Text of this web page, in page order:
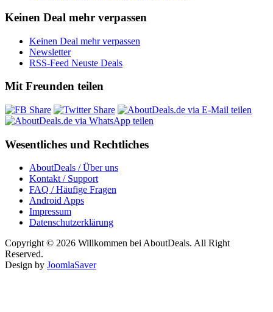
Keinen Deal mehr verpassen
Keinen Deal mehr verpassen
Newsletter
RSS-Feed Neuste Deals
Mit Freunden teilen
Wesentliches und Rechtliches
AboutDeals / Über uns
Kontakt / Support
FAQ / Häufige Fragen
Android Apps
Impressum
Datenschutzerklärung
Copyright © 2026 Willkommen bei AboutDeals. All Right
Reserved.
Design by JoomlaSaver